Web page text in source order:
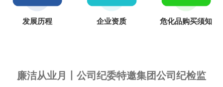
发展历程 企业资质 危化品购买须知
廉洁从业月丨公司纪委特邀集团公司纪检监